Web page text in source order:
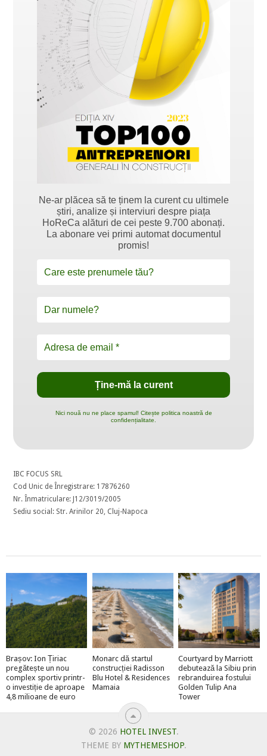
Ne-ar plăcea să te ținem la curent cu ultimele
știri, analize și interviuri despre piața
HoReCa alături de cei peste 9.700 abonați.
La abonare vei primi automat documentul
promis!
Nici nouă nu ne place spamul! Citește politica noastră de
confidențialitate.
IBC FOCUS SRL
Cod Unic de Înregistrare: 17876260
Nr. Înmatriculare: J12/3019/2005
Sediu social: Str. Arinilor 20, Cluj-Napoca
Brașov: Ion Țiriac
pregătește un nou
complex sportiv printr-
o investiție de aproape
4,8 milioane de euro
Monarc dă startul
construcției Radisson
Blu Hotel & Residences
Mamaia
Courtyard by Marriott
debutează la Sibiu prin
rebranduirea fostului
Golden Tulip Ana
Tower
© 2026 HOTEL INVEST.
THEME BY MYTHEMESHOP.